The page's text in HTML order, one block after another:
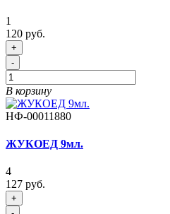
1
120 руб.
+
-
В корзину
НФ-00011880
ЖУКОЕД 9мл.
4
127 руб.
+